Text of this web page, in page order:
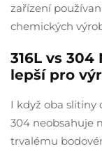
zařízení
chemických
316L vs 304
lepší pro
I když oba slitiny
304 neobsahuje
trvalému